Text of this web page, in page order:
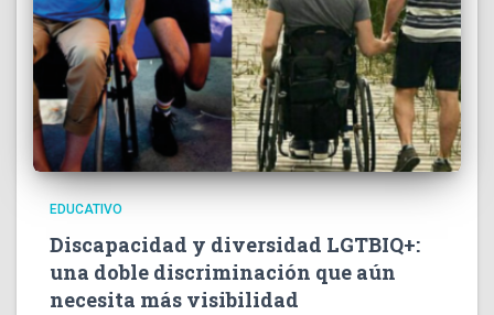
EDUCATIVO
Discapacidad y diversidad LGTBIQ+:
una doble discriminación que aún
necesita más visibilidad